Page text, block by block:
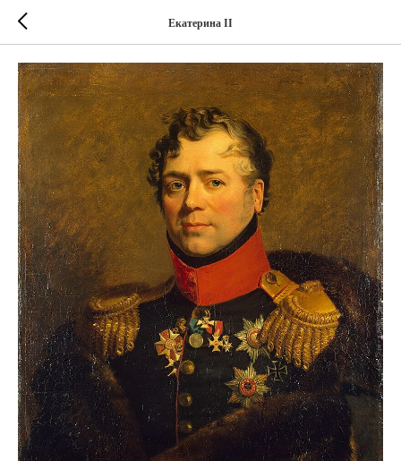
Екатерина II